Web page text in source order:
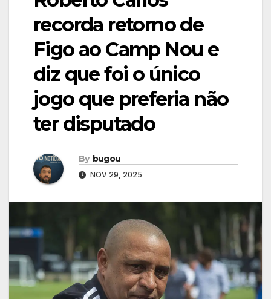
recorda retorno de
Figo ao Camp Nou e
diz que foi o único
jogo que preferia não
ter disputado
By bugou
NOV 29, 2025